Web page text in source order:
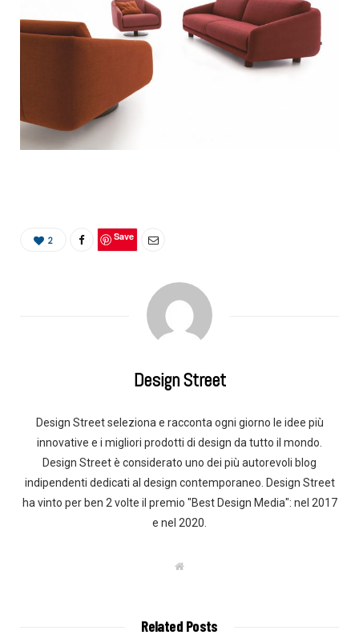
2 Save
Design Street
Design Street seleziona e racconta ogni giorno le idee più
innovative e i migliori prodotti di design da tutto il mondo.
Design Street è considerato uno dei più autorevoli blog
indipendenti dedicati al design contemporaneo. Design Street
ha vinto per ben 2 volte il premio "Best Design Media": nel 2017
e nel 2020.
W
Related Posts